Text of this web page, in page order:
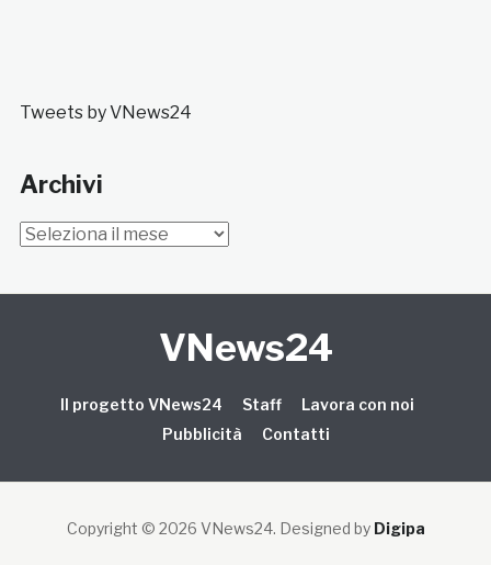
Tweets by VNews24
Archivi
Archivi
VNews24
Il progetto VNews24 Staff
Lavora con noi
Pubblicità
Contatti
Copyright © 2026 VNews24. Designed by Digipa